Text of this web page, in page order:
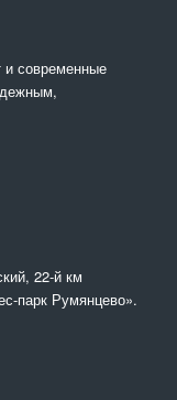
современные
22-й км
парк Румянцево».